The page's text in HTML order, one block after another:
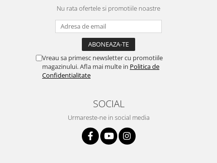
Nu rata ofertele si promotiile noastre
Vreau sa primesc newsletter cu promotiile
magazinului. Afla mai multe in Politica de
Confidentialitate
SOCIAL
Urmareste-ne in social media